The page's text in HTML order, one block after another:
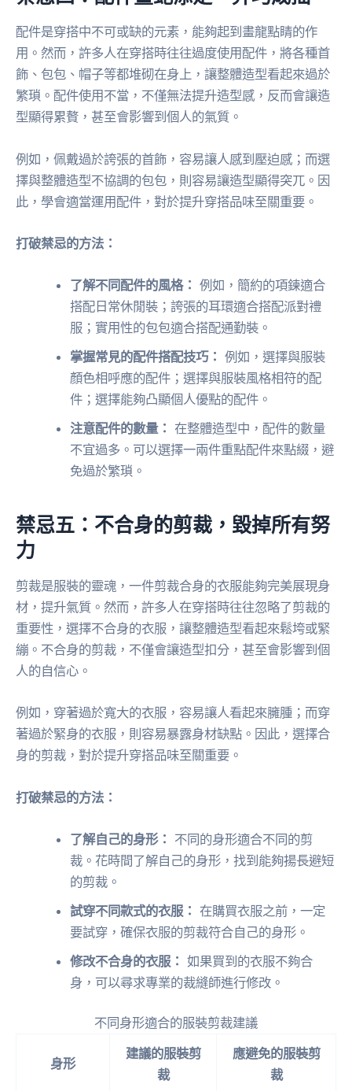
配件是穿搭中不可或缺的元素，能夠起到畫龍點睛的作
用。然而，許多人在穿搭時往往過度使用配件，將各種首
飾、包包、帽子等都堆砌在身上，讓整體造型看起來過於
繁瑣。配件使用不當，不僅無法提升造型感，反而會讓造
型顯得累贅，甚至會影響到個人的氣質。
例如，佩戴過於誇張的首飾，容易讓人感到壓迫感；而選
擇與整體造型不協調的包包，則容易讓造型顯得突兀。因
此，學會適當運用配件，對於提升穿搭品味至關重要。
打破禁忌的方法：
了解不同配件的風格： 例如，簡約的項鍊適合
搭配日常休閒裝；誇張的耳環適合搭配派對禮
服；實用性的包包適合搭配通勤裝。
掌握常見的配件搭配技巧： 例如，選擇與服裝
顏色相呼應的配件；選擇與服裝風格相符的配
件；選擇能夠凸顯個人優點的配件。
注意配件的數量： 在整體造型中，配件的數量
不宜過多。可以選擇一兩件重點配件來點綴，避
免過於繁瑣。
禁忌五：不合身的剪裁，毀掉所有努
力
剪裁是服裝的靈魂，一件剪裁合身的衣服能夠完美展現身
材，提升氣質。然而，許多人在穿搭時往往忽略了剪裁的
重要性，選擇不合身的衣服，讓整體造型看起來鬆垮或緊
繃。不合身的剪裁，不僅會讓造型扣分，甚至會影響到個
人的自信心。
例如，穿著過於寬大的衣服，容易讓人看起來臃腫；而穿
著過於緊身的衣服，則容易暴露身材缺點。因此，選擇合
身的剪裁，對於提升穿搭品味至關重要。
打破禁忌的方法：
了解自己的身形： 不同的身形適合不同的剪
裁。花時間了解自己的身形，找到能夠揚長避短
的剪裁。
試穿不同款式的衣服： 在購買衣服之前，一定
要試穿，確保衣服的剪裁符合自己的身形。
修改不合身的衣服： 如果買到的衣服不夠合
身，可以尋求專業的裁縫師進行修改。
不同身形適合的服裝剪裁建議
身形
建議的服裝剪
裁
應避免的服裝剪
裁